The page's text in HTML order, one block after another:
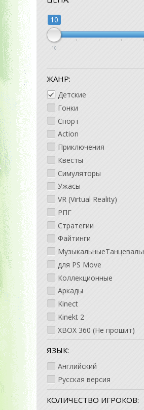
10
10
ЖАНР:
Детские
Гонки
Спорт
Action
Приключения
Квесты
Симуляторы
Ужасы
VR (Virtual Reality)
РПГ
Стратегии
Файтинги
для PS Move
Коллекционные
Аркады
Kinect
Kinekt 2
XBOX 360 (Не прошит)
ЯЗЫК:
Английский
Русская версия
КОЛИЧЕСТВО ИГРОКОВ: